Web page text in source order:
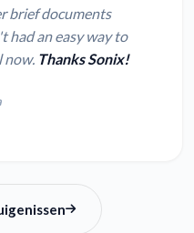
brief documents
had an easy way to
now. Thanks Sonix!